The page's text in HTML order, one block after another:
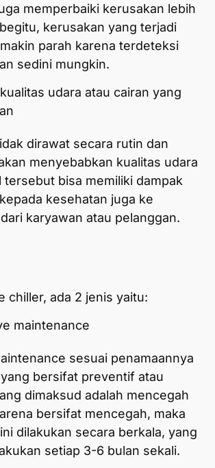
memperbaiki kerusakan lebih
kerusakan yang terjadi
parah karena terdeteksi
sedini mungkin.
udara atau cairan yang
dirawat secara rutin dan
menyebabkan kualitas udara
tersebut bisa memiliki dampak
kesehatan juga ke
karyawan atau pelanggan.
chiller, ada 2 jenis yaitu:
maintenance
sesuai penamaannya
bersifat preventif atau
dimaksud adalah mencegah
bersifat mencegah, maka
dilakukan secara berkala, yang
setiap 3-6 bulan sekali.